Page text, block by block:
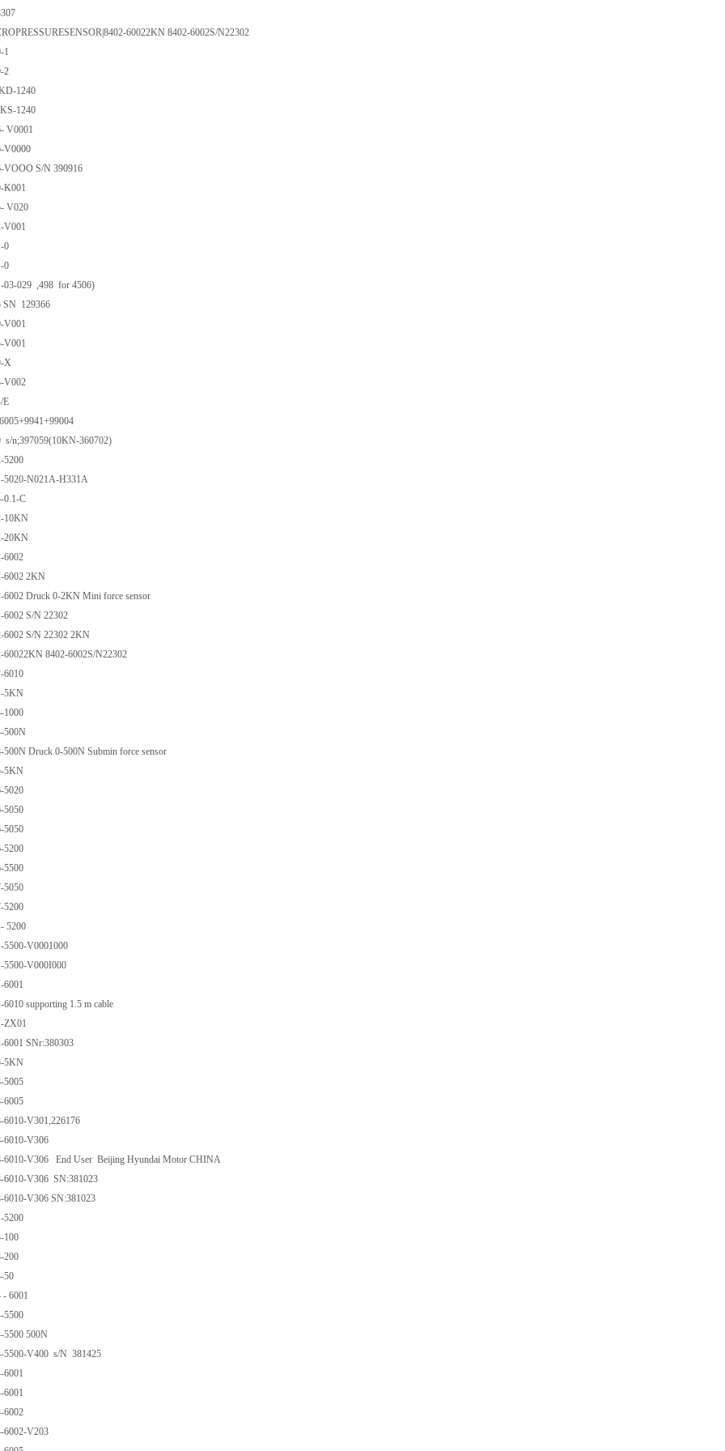
60022KN 8402-6002S/N22302
1
2
1240
1240
V0001
V0000
VOOO S/N 390916
K001
V020
V001
0
0
03-029 ,498 for 4506)
SN 129366
V001
V001
X
V002
E
s/n;397059(10KN-360702)
5200
5020-N021A-H331A
0.1-C
10KN
20KN
6002
6002 2KN
6002 Druck 0-2KN Mini force sensor
6002 S/N 22302
6002 S/N 22302 2KN
60022KN 8402-6002S/N22302
6010
5KN
1000
500N
500N Druck 0-500N Submin force sensor
5KN
5020
5050
5050
5200
5500
5050
5200
5200
5500-V0001000
5500-V000I000
6001
6010 supporting 1.5 m cable
ZX01
6001 SNr:380303
5KN
5005
6005
6010-V301,226176
6010-V306
6010-V306 End User Beijing Hyundai Motor CHINA
6010-V306 SN:381023
6010-V306 SN:381023
5200
100
200
50
- 6001
5500
5500 500N
5500-V400 s/N 381425
6001
6001
6002
6002-V203